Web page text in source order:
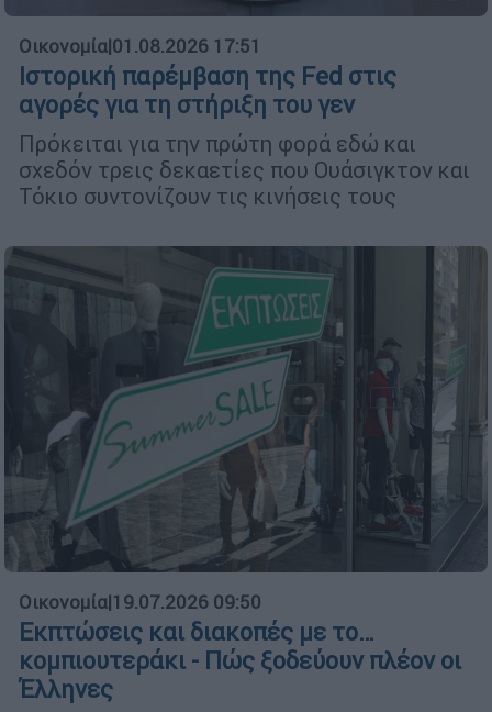
Οικονομία|01.08.2026 17:51
Ιστορική παρέμβαση της Fed στις
αγορές για τη στήριξη του γεν
Πρόκειται για την πρώτη φορά εδώ και
σχεδόν τρεις δεκαετίες που Ουάσιγκτον και
Τόκιο συντονίζουν τις κινήσεις τους
Οικονομία|19.07.2026 09:50
Εκπτώσεις και διακοπές με το…
κομπιουτεράκι - Πώς ξοδεύουν πλέον οι
Έλληνες